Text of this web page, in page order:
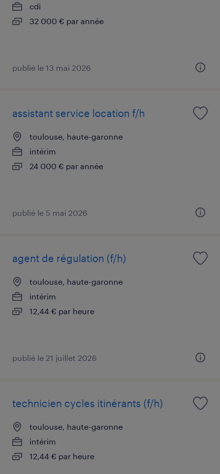
cdi
32 000 € par année
publié le 13 mai 2026
assistant service location f/h
toulouse, haute-garonne
intérim
24 000 € par année
publié le 5 mai 2026
agent de régulation (f/h)
toulouse, haute-garonne
intérim
12,44 € par heure
publié le 21 juillet 2026
technicien cycles itinérants (f/h)
toulouse, haute-garonne
intérim
12,44 € par heure